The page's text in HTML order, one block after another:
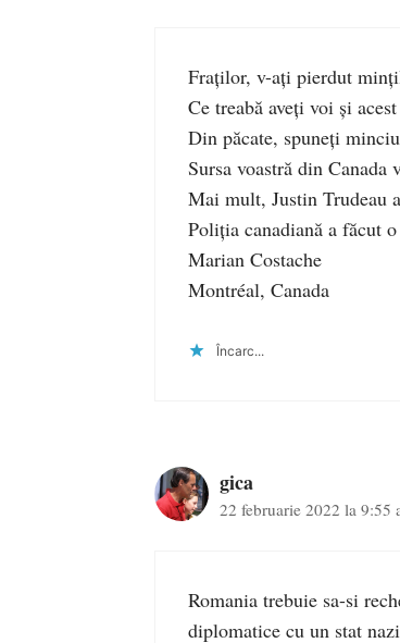
Fraţilor, v-aţi pierdut
Ce treabă aveţi voi şi
Din păcate, spuneţi
Sursa voastră din
Mai mult, Justin Trudeau
Poliţia canadiană a făcut
Marian Costache
Montréal, Canada
Încarc...
gica
22 februarie 2022 la 9:55
Romania trebuie sa-si
diplomatice cu un stat